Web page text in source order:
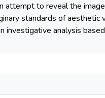
attempt to reveal the
standards of aesthetic
investigative analysis